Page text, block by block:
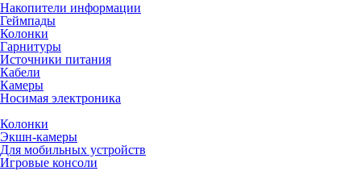
Накопители информации
Геймпады
Колонки
Гарнитуры
Источники питания
Кабели
Камеры
Носимая электроника
Колонки
Экшн-камеры
Для мобильных устройств
Игровые консоли